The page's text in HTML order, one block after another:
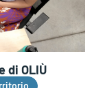
di OLIÙ